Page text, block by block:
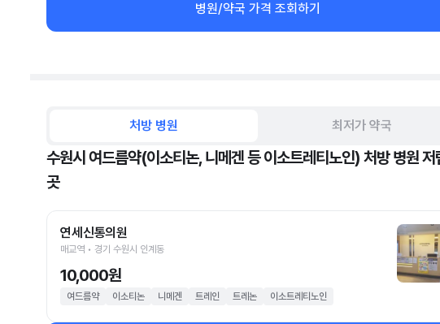
병원/약국 가격 조회하기
처방 병원 최저가 약국
수원시 여드름약(이소티논, 니메겐 등 이소트레티노인) 처방 병원 저
곳
연세신통의원
매교역 • 경기 수원시 인계동
10,000원
여드름약 이소티논 니메겐 트레인 트레논 이소트레티노인